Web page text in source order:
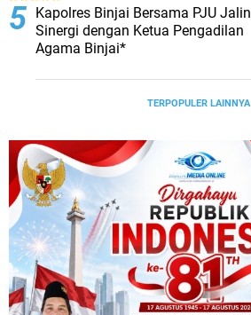
Kapolres Binjai Bersama PJU Jalin
Sinergi dengan Ketua Pengadilan
Agama Binjai*
TERPOPULER LAINNYA